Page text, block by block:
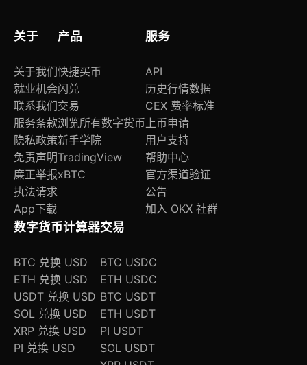
关于
关于我们
就业机会
联系我们
服务条款
隐私政策
免责声明
廉正举报
执法请求
App下载
产品
快捷买币
闪兑
交易
浏览所有数字货币
新手学院
TradingView
xBTC
服务
API
历史行情数据
CEX 费率标准
上币申请
用户支持
帮助中心
官方渠道验证
公告
加入 OKX 社群
数字货币计算器
BTC 兑换 USD
ETH 兑换 USD
USDT 兑换 USD
SOL 兑换 USD
XRP 兑换 USD
PI 兑换 USD
交易
BTC USDC
ETH USDC
BTC USDT
ETH USDT
PI USDT
SOL USDT